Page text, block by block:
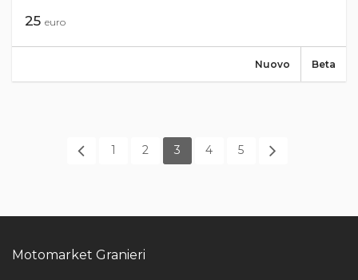
25 euro
Beta
Nuovo
1 2 3 4 5
Motomarket Granieri